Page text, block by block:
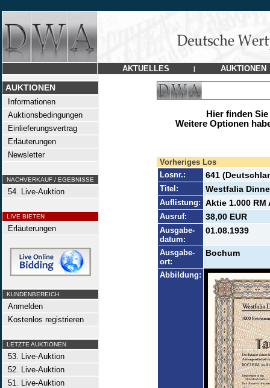
AKTUELLES | AUKTIONEN
AUKTIONEN
Informationen
Auktionsbedingungen
Einlieferungsvertrag
Erläuterungen
Newsletter
NACHVERKAUF / EGEBNISSE
54. Live-Auktion
LIVE BIETEN
Erläuterungen
KUNDENBEREICH
Anmelden
Kostenlos registrieren
LETZTE AUKTIONEN
53. Live-Auktion
52. Live-Auktion
51. Live-Auktion
Hier finden
Weitere Optionen
Vorheriges Los
Losnr.:
641
Titel: Westfalia
Auflistung: Aktie 1.000 RM
Ausruf: 38,00 EUR
Ausgabe-
datum:
01.08.1939
Ausgabe-
ort:
Bochum
Abbildung: